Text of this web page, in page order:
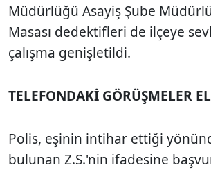
Müdürlüğü Asayiş Şube
Masası dedektifleri de ilçeye
çalışma genişletildi.
TELEFONDAKİ GÖRÜŞMELER
Polis, eşinin intihar ettiği
bulunan Z.S.'nin ifadesine